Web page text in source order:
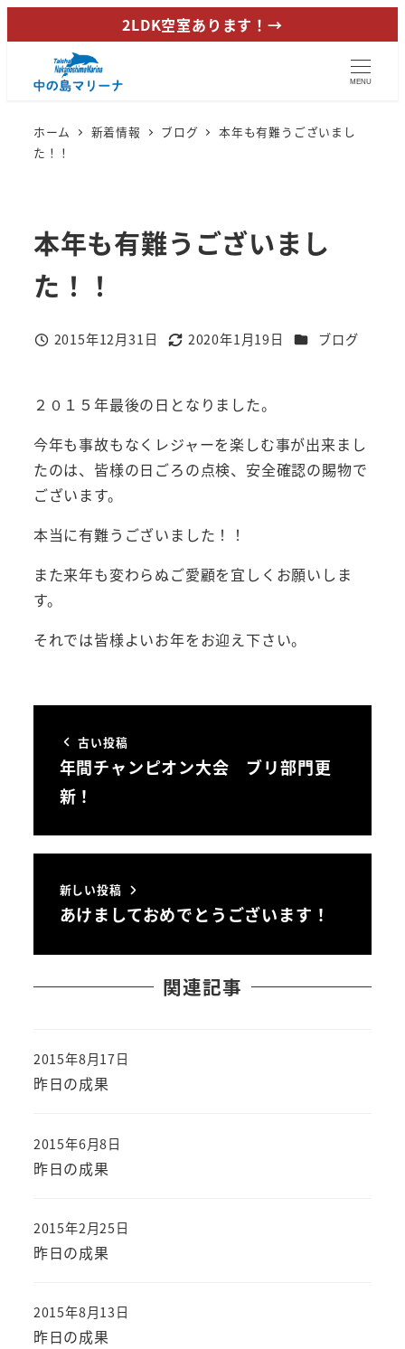
イ
2LDK空室あります！→
MENU
ホーム 新着情報 ブログ
本年も有難うございまし
た！！
本年も有難うございまし
た！！
投稿日
2015年12月31日
更新日
2020年1月19日 カテゴリー
ブログ
２０１５年最後の日となりました。
今年も事故もなくレジャーを楽しむ事が出来まし
たのは、皆様の日ごろの点検、安全確認の賜物で
ございます。
本当に有難うございました！！
また来年も変わらぬご愛顧を宜しくお願いしま
す。
それでは皆様よいお年をお迎え下さい。
古い投稿
年間チャンピオン大会 ブリ部門更
新！
新しい投稿
あけましておめでとうございます！
関連記事
昨日の成果
投稿日
2015年8月17日
昨日の成果
投稿日
2015年6月8日
昨日の成果
投稿日
2015年2月25日
昨日の成果
投稿日
2015年8月13日